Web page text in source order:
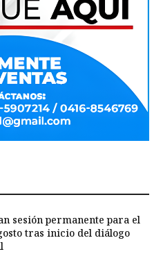
sesión permanente para el
tras inicio del diálogo